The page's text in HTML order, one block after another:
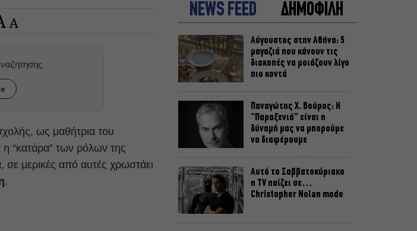
A
ως μαθήτρια του
η “κατάρα” των ρόλων της
σε μερικές από αυτές χρωστάει
.
NEWS FEED ΔΗΜΟΦΙΛΗ
Αύγουστος στην Αθήνα: 5
μαγαζιά που κάνουν τις
διακοπές να μοιάζουν λίγο
πιο κοντά
Παναγώτης Χ. Βούρος: Η
“Παραξενιά” είναι η
δύναμή μας να μπορούμε
να διαφέρουμε
Αυτό το Σαββατοκύριακο
η TV παίζει σε…
Christopher Nolan mode